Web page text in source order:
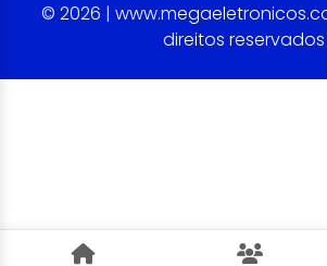
© 2026 |
direitos reservados